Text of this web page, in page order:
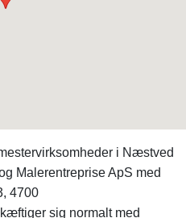
i Næstved
Malerentreprise ApS med
4700
sig normalt med